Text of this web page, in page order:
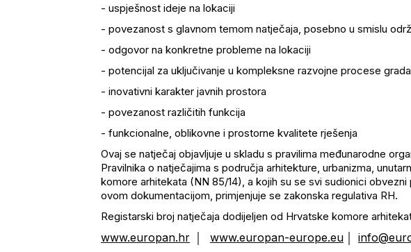
- uspješnost ideje na lokaciji
- povezanost s glavnom temom natječaja, posebno u smislu
- odgovor na konkretne probleme na lokaciji
- potencijal za uključivanje u kompleksne razvojne procese grada
- inovativni karakter javnih prostora
- povezanost različitih funkcija
- funkcionalne, oblikovne i prostorne kvalitete rješenja
Ovaj se natječaj objavljuje u skladu s pravilima međunarodne
Pravilnika o natječajima s područja arhitekture, urbanizma,
komore arhitekata (NN 85/14), a kojih su se svi sudionici
ovom dokumentacijom, primjenjuje se zakonska regulativa RH.
Registarski broj natječaja dodijeljen od Hrvatske komore
www.europan.hr www.europan-europe.eu